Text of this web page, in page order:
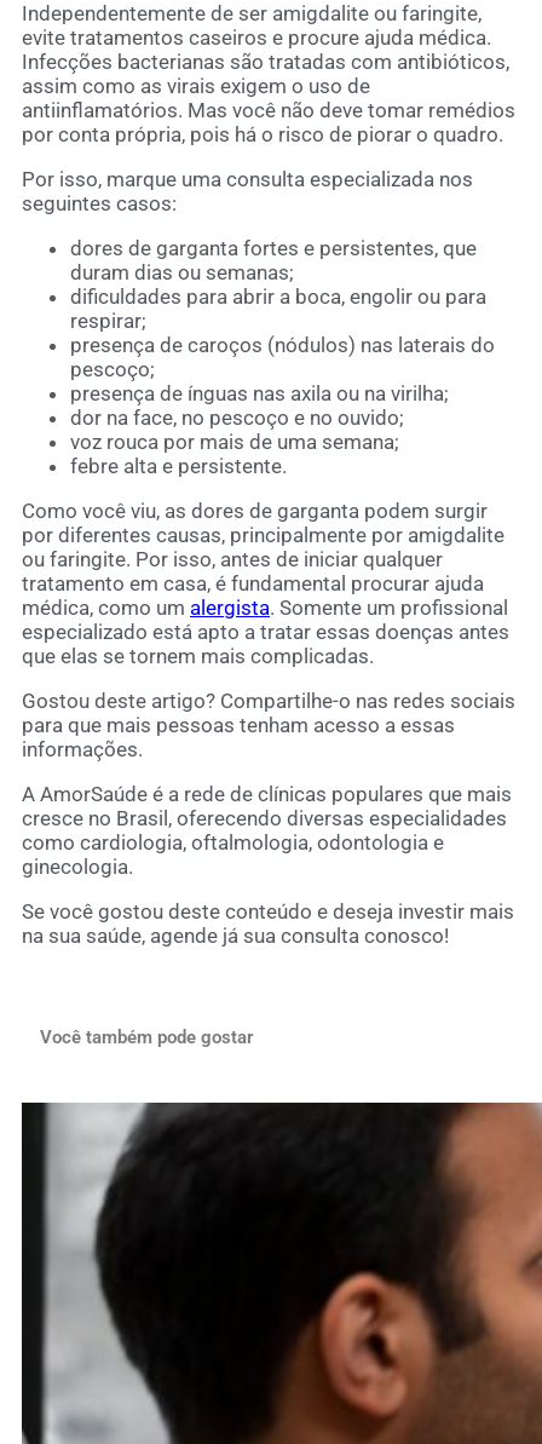
Independentemente de ser amigdalite ou faringite,
evite tratamentos caseiros e procure ajuda médica.
Infecções bacterianas são tratadas com antibióticos,
assim como as virais exigem o uso de
antiinflamatórios. Mas você não deve tomar remédios
por conta própria, pois há o risco de piorar o quadro.
Por isso, marque uma consulta especializada nos
seguintes casos:
dores de garganta fortes e persistentes, que
duram dias ou semanas;
dificuldades para abrir a boca, engolir ou para
respirar;
presença de caroços (nódulos) nas laterais do
pescoço;
presença de ínguas nas axila ou na virilha;
dor na face, no pescoço e no ouvido;
voz rouca por mais de uma semana;
febre alta e persistente.
Como você viu, as dores de garganta podem surgir
por diferentes causas, principalmente por amigdalite
ou faringite. Por isso, antes de iniciar qualquer
tratamento em casa, é fundamental procurar ajuda
médica, como um alergista. Somente um profissional
especializado está apto a tratar essas doenças antes
que elas se tornem mais complicadas.
Gostou deste artigo? Compartilhe-o nas redes sociais
para que mais pessoas tenham acesso a essas
informações.
A AmorSaúde é a rede de clínicas populares que mais
cresce no Brasil, oferecendo diversas especialidades
como cardiologia, oftalmologia, odontologia e
ginecologia.
Se você gostou deste conteúdo e deseja investir mais
na sua saúde, agende já sua consulta conosco!
Você também pode gostar